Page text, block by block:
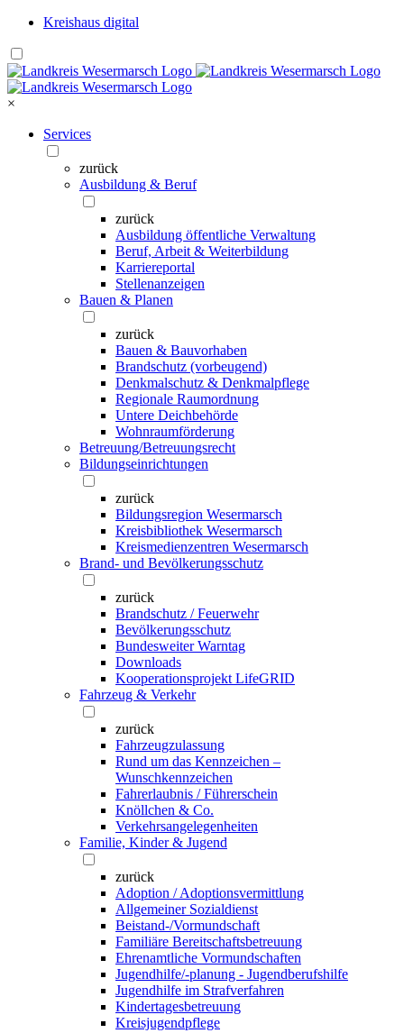
Kreishaus digital
×
Services
zurück
Ausbildung & Beruf
zurück
Ausbildung öffentliche Verwaltung
Beruf, Arbeit & Weiterbildung
Karriereportal
Stellenanzeigen
Bauen & Planen
zurück
Bauen & Bauvorhaben
Brandschutz (vorbeugend)
Denkmalschutz & Denkmalpflege
Regionale Raumordnung
Untere Deichbehörde
Wohnraumförderung
Betreuung/Betreuungsrecht
Bildungseinrichtungen
zurück
Bildungsregion Wesermarsch
Kreisbibliothek Wesermarsch
Kreismedienzentren Wesermarsch
Brand- und Bevölkerungsschutz
zurück
Brandschutz / Feuerwehr
Bevölkerungsschutz
Bundesweiter Warntag
Downloads
Kooperationsprojekt LifeGRID
Fahrzeug & Verkehr
zurück
Fahrzeugzulassung
Rund um das Kennzeichen –
Wunschkennzeichen
Fahrerlaubnis / Führerschein
Knöllchen & Co.
Verkehrsangelegenheiten
Familie, Kinder & Jugend
zurück
Adoption / Adoptionsvermittlung
Allgemeiner Sozialdienst
Beistand-/Vormundschaft
Familiäre Bereitschaftsbetreuung
Ehrenamtliche Vormundschaften
Jugendhilfe/-planung - Jugendberufshilfe
Jugendhilfe im Strafverfahren
Kindertagesbetreuung
Kreisjugendpflege